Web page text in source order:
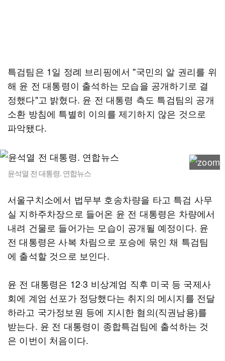
특검팀은 1일 정례 브리핑에서 "국민의 알 권리를 위
해 윤 전 대통령이 출석하는 모습을 공개하기로 결
정했다"고 밝혔다. 윤 전 대통령 측도 특검팀의 공개
소환 방침에 특별히 이의를 제기하지 않은 것으로
파악됐다.
윤석열 전 대통령. 연합뉴스
서울구치소에서 법무부 호송차량을 타고 특검 사무
실 지하주차장으로 들어온 윤 전 대통령은 차량에서
내려 건물로 들어가는 모습이 공개될 예정이다. 윤
전 대통령은 사복 차림으로 포승에 묶인 채 특검팀
에 출석할 것으로 보인다.
윤 전 대통령은 12·3 비상계엄 직후 미국 등 국제사
회에 계엄 선포가 정당했다는 취지의 메시지를 전달
하라고 국가정보원 등에 지시한 혐의(직권남용)를
받는다. 윤 전 대통령이 종합특검팀에 출석하는 것
은 이번이 처음이다.